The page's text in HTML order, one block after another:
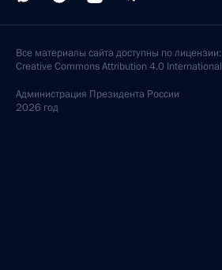
Все материалы сайта доступны по лицензии:
Creative Commons Attribution 4.0 International
Администрация Президента России
2026 год